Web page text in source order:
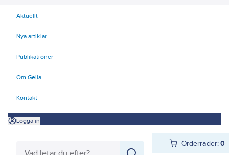
Aktuellt
Nya artiklar
Publikationer
Om Gelia
Kontakt
Logga in
Orderrader:0